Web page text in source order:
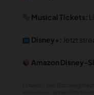
Musical Tickets:
Disney+: Jetzt
Amazon Disney-